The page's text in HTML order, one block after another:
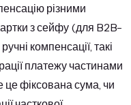
різними
з сейфу (для B2B-
компенсації, такі
платежу частинами
це фіксована сума, чи